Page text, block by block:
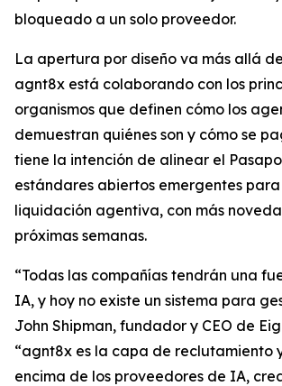
bloqueado a un solo proveedor.
La apertura por diseño va más allá
agnt8x está colaborando con los
organismos que definen cómo los
demuestran quiénes son y cómo se
tiene la intención de alinear el
estándares abiertos emergentes
liquidación agentiva, con más
próximas semanas.
“Todas las compañías tendrán una
IA, y hoy no existe un sistema para
John Shipman, fundador y CEO de
“agnt8x es la capa de reclutamiento
encima de los proveedores de IA,